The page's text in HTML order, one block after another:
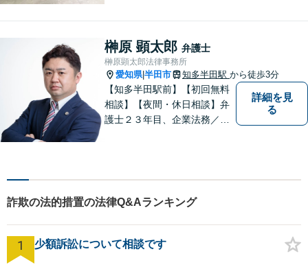
を目指します【相続問題】遺
産分割調停や審判もお任せく
ださい【東別院駅】
榊原 顕太郎 弁護士
榊原顕太郎法律事務所
愛知県|半田市 知多半田駅 から徒歩3分
【知多半田駅前】【初回無料
相談】【夜間・休日相談】弁
護士２３年目、企業法務／交
護士が、事業経営を強力サポ
ートいたします！【ネット予
約可】【駐車場あり】【見積
無料】
詳細を見
る
詐欺の法的措置の法律Q&Aランキング
1 少額訴訟について相談です